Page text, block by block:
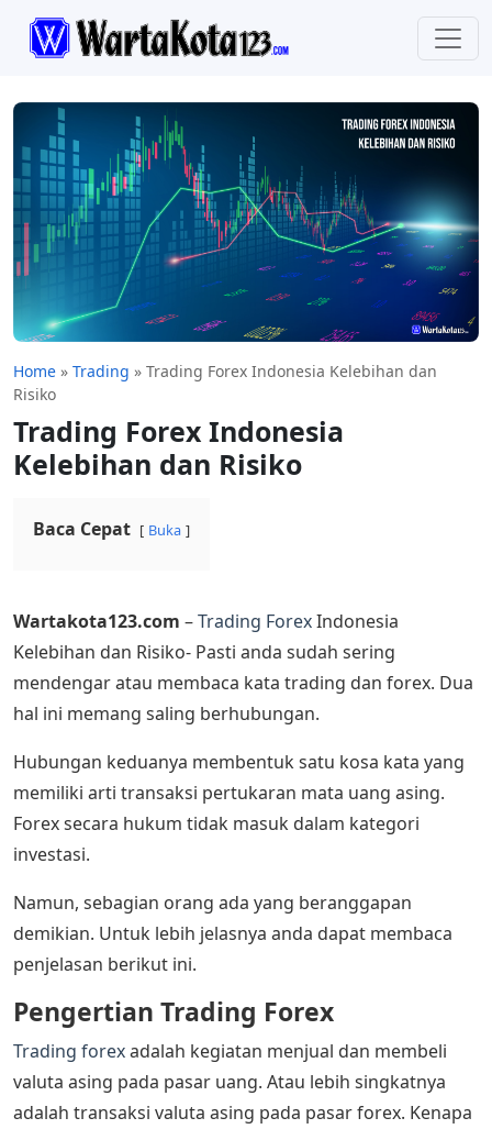
Home » Trading » Trading Forex Indonesia Kelebihan dan
Risiko
Trading Forex Indonesia
Kelebihan dan Risiko
Baca Cepat Buka
Wartakota123.com –Trading ForexIndonesia
Kelebihan dan Risiko- Pasti anda sudah sering
mendengar atau membaca kata trading dan forex. Dua
hal ini memang saling berhubungan.
Hubungan keduanya membentuk satu kosa kata yang
memiliki arti transaksi pertukaran mata uang asing.
Forex secara hukum tidak masuk dalam kategori
investasi.
Namun, sebagian orang ada yang beranggapan
demikian. Untuk lebih jelasnya anda dapat membaca
penjelasan berikut ini.
Pengertian Trading Forex
Trading forexadalah kegiatan menjual dan membeli
valuta asing pada pasar uang. Atau lebih singkatnya
adalah transaksi valuta asing pada pasar forex. Kenapa